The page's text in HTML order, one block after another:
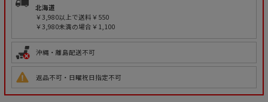
北海道
￥3,980以上で送料￥550
￥3,980未満の場合￥1,100
沖縄・離島配送不可
返品不可・日曜祝日指定不可